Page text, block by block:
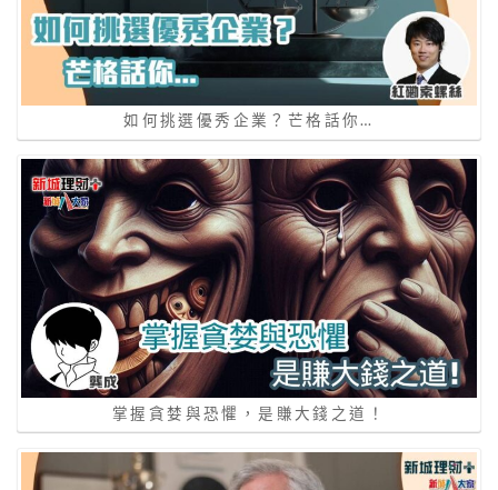
如何挑選優秀企業？芒格話你…
掌握貪婪與恐懼，是賺大錢之道！